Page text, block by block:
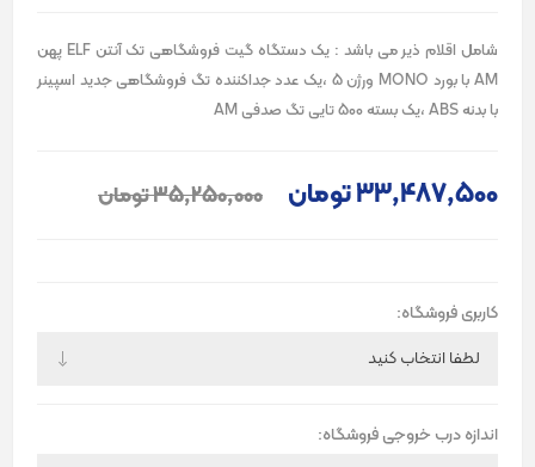
شامل اقلام ذیر می باشد : یک دستگاه گیت فروشگاهی تک آنتن ELF پهن
AM با بورد MONO ورژن 5 ،یک عدد جداکننده تگ فروشگاهی جدید اسپینر
با بدنه ABS ،یک بسته 500 تایی تگ صدفی AM
33٬487٬500 تومان 35٬250٬000 تومان
کاربری فروشگاه:
اندازه درب خروجی فروشگاه: